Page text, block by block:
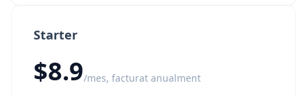
Starter
$8.9/mes, facturat anualment